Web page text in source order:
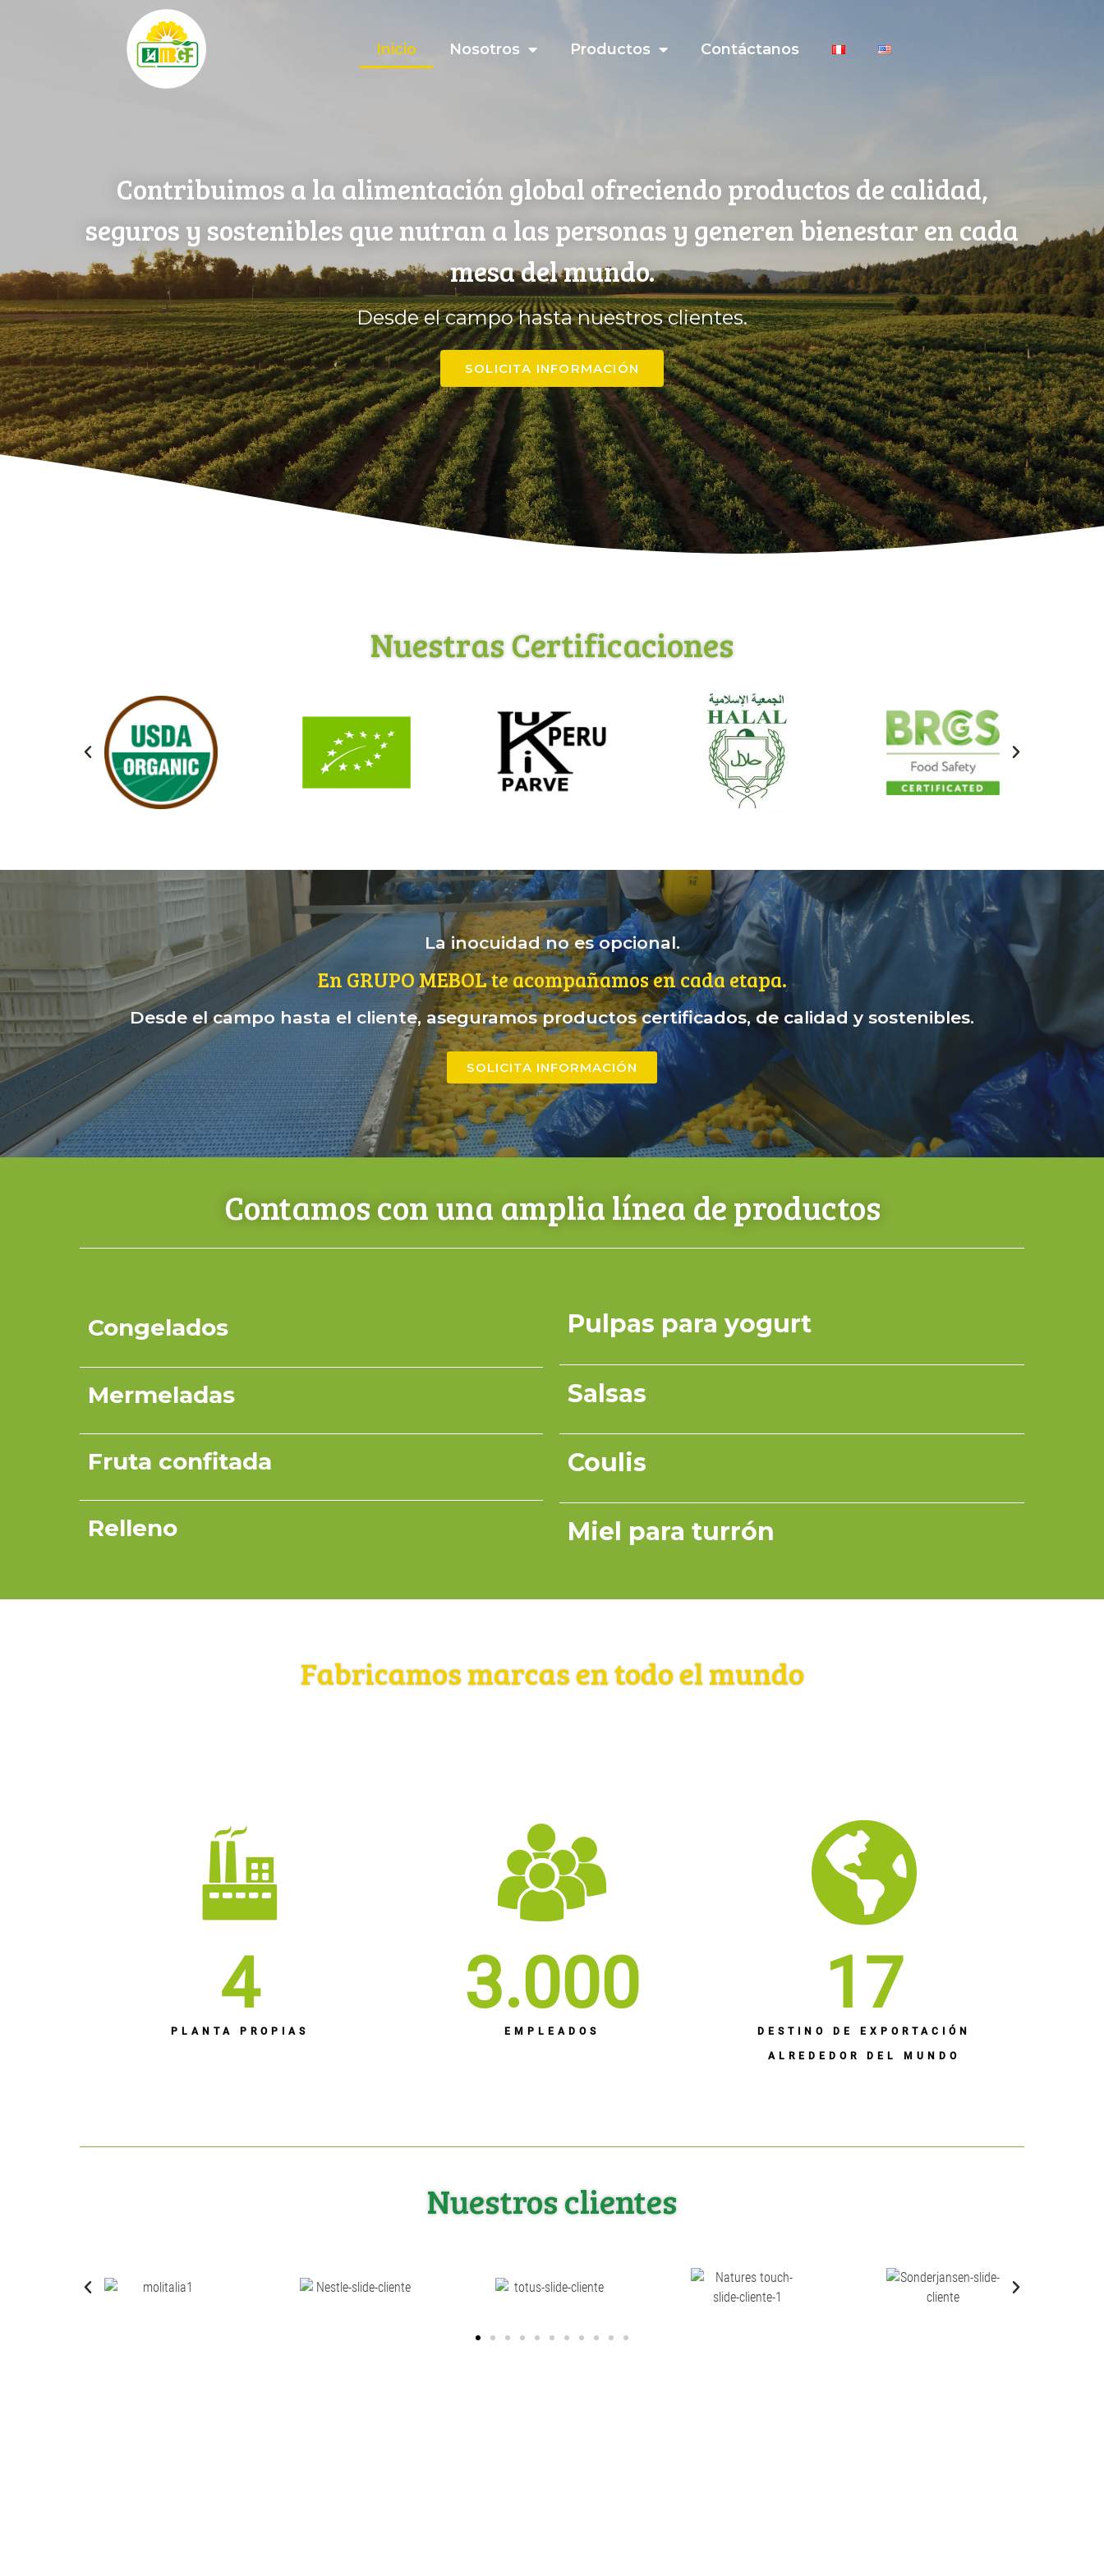
Inicio Nosotros Productos Contáctanos
Contribuimos a la alimentación global ofreciendo productos de calidad,
seguros y sostenibles que nutran a las personas y generen bienestar en cada
mesa del mundo.
Desde el campo hasta nuestros clientes.
SOLICITA INFORMACIÓN
Nuestras Certificaciones
La inocuidad no es opcional.
En GRUPO MEBOL te acompañamos en cada etapa.
Desde el campo hasta el cliente, aseguramos productos certificados, de calidad y sostenibles.
SOLICITA INFORMACIÓN
Contamos con una amplia línea de productos
Congelados
Mermeladas
Fruta confitada
Relleno
Pulpas para yogurt
Salsas
Coulis
Miel para turrón
Fabricamos marcas en todo el mundo
4
PLANTA PROPIAS
3.000
EMPLEADOS
17
DESTINO DE EXPORTACIÓN
ALREDEDOR DEL MUNDO
Nuestros clientes